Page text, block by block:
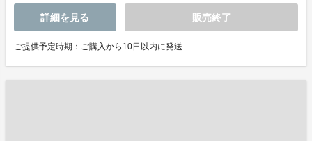
詳細を見る 販売終了
ご提供予定時期：ご購入から10日以内に発送